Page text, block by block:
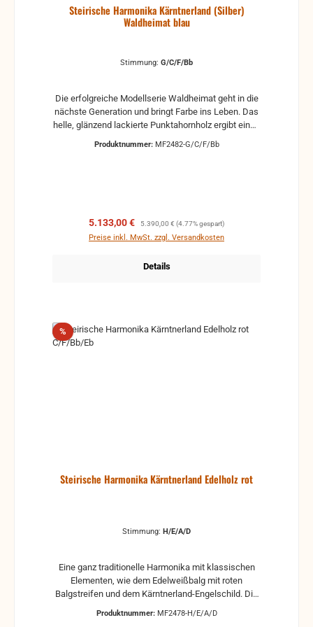
Steirische Harmonika Kärntnerland (Silber)
Waldheimat blau
Stimmung: G/C/F/Bb
Die erfolgreiche Modellserie Waldheimat geht in die
nächste Generation und bringt Farbe ins Leben. Das
helle, glänzend lackierte Punktahornholz ergibt einen
Produktnummer: MF2482-G/C/F/Bb
Verkaufspreis:
5.133,00 € Regulärer Preis:
5.390,00 € (4.77% gespart)
Preise inkl. MwSt. zzgl. Versandkosten
Details
%Rabatt
Steirische Harmonika Kärntnerland Edelholz rot
Stimmung: H/E/A/D
Eine ganz traditionelle Harmonika mit klassischen
Elementen, wie dem Edelweißbalg mit roten
Balgstreifen und dem Kärntnerland-Engelschild. Die
verbunden mit den weißen Perlmuttknöpfen fügt
Produktnummer: MF2478-H/E/A/D